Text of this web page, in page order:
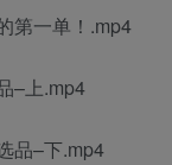
第一单！.mp4
–上.mp4
品–下.mp4